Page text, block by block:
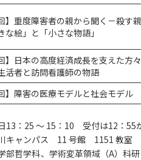
】重度障害者の親から聞く－殺す
な絵」と「小さな物語」
】日本の高度経済成長を支えた方
活者と訪問看護師の物語
】障害の医療モデルと社会モデル
13：25 ～ 15：10 受付は12：55
川キャンパス 11 号館 1151 教室
部哲学科、学術変革領域（A）科